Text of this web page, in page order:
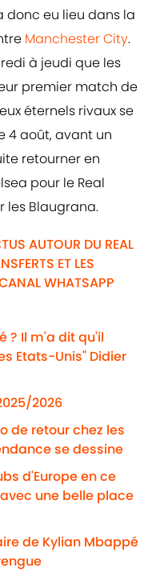
donc eu lieu dans la
Manchester City.
à jeudi que les
premier match de
éternels rivaux se
4 août, avant un
retourner en
pour le Real
les Blaugrana.
AUTOUR DU REAL
ET LES
WHATSAPP
? Il m'a dit qu'il
Etats-Unis" Didier
2026
de retour chez les
se dessine
d'Europe en ce
une belle place
de Kylian Mbappé